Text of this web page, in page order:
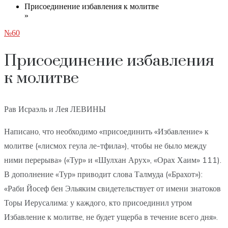
Присоединение избавления к молитве
»
№60
Присоединение избавления
к молитве
Рав Исраэль и Лея ЛЕВИНЫ
Написано, что необходимо «присоединить «Избавление» к
молитве («лисмох геула ле-тфила»), чтобы не было между
ними перерыва» («Тур» и «Шулхан Арух», «Орах Хаим» 111).
В дополнение «Тур» приводит слова Талмуда («Брахот»):
«Раби Йосеф бен Эльяким свидетельствует от имени знатоков
Торы Иерусалима: у каждого, кто присоединил утром
Избавление к молитве, не будет ущерба в течение всего дня».